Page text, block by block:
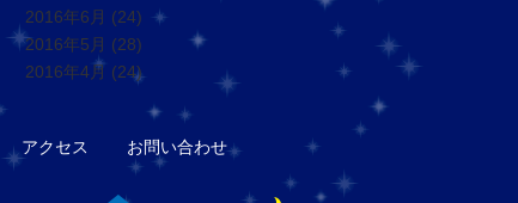
2016年6月 (24)
2016年5月 (28)
2016年4月 (24)
アクセス お問い合わせ